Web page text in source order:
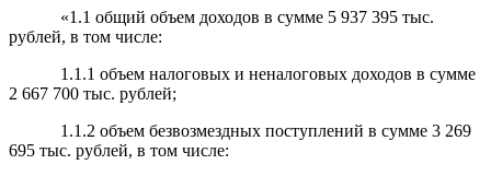
«1.1 общий объем доходов в сумме 5 937 395 тыс.
рублей, в том числе:
1.1.1 объем налоговых и неналоговых доходов в сумме
2 667 700 тыс. рублей;
1.1.2 объем безвозмездных поступлений в сумме 3 269
695 тыс. рублей, в том числе: